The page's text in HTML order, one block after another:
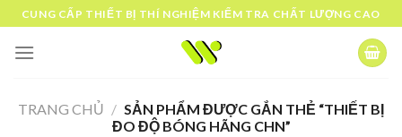
Skip
to
content
CUNG CẤP THIẾT BỊ THÍ NGHIỆM KIỂM TRA CHẤT LƯỢNG CAO
TRANG CHỦ / SẢN PHẨM ĐƯỢC GẮN THẺ “THIẾT BỊ
ĐO ĐỘ BÓNG HÃNG CHN”